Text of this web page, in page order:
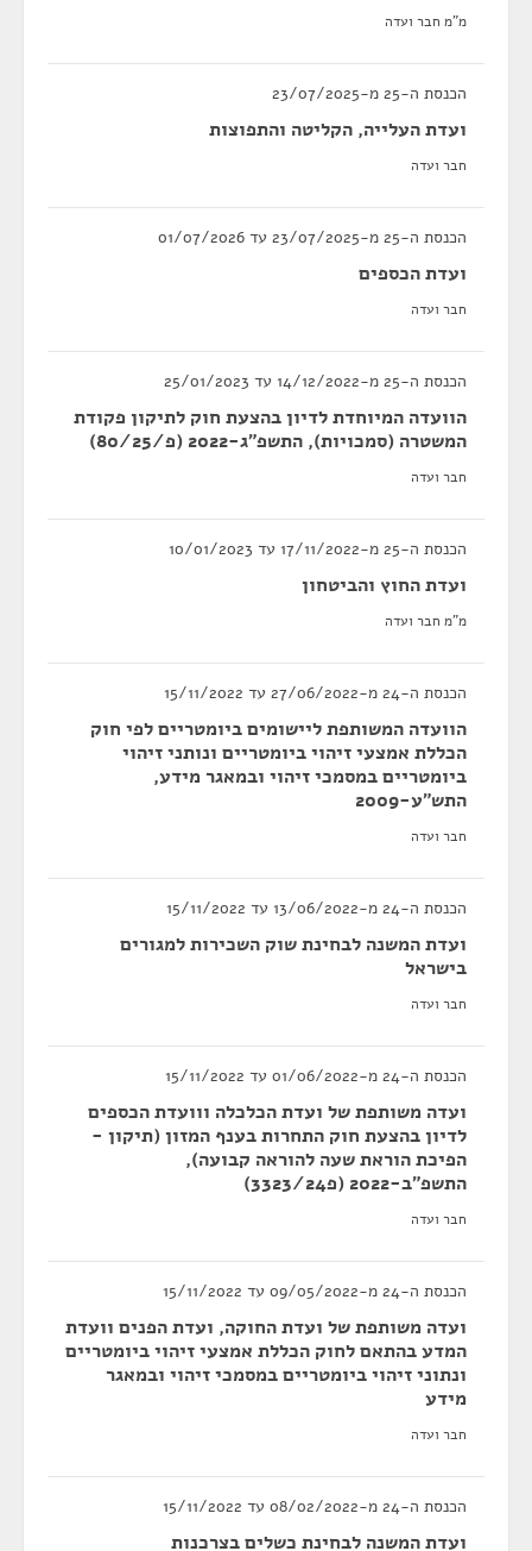
מ"מ חבר ועדה
הכנסת ה-25 מ-23/07/2025
ועדת העלייה, הקליטה והתפוצות
חבר ועדה
הכנסת ה-25 מ-23/07/2025 עד 01/07/2026
ועדת הכספים
חבר ועדה
הכנסת ה-25 מ-14/12/2022 עד 25/01/2023
הוועדה המיוחדת לדיון בהצעת חוק לתיקון פקודת
המשטרה (סמכויות), התשפ"ג-2022 (פ/80/25)
חבר ועדה
הכנסת ה-25 מ-17/11/2022 עד 10/01/2023
ועדת החוץ והביטחון
מ"מ חבר ועדה
הכנסת ה-24 מ-27/06/2022 עד 15/11/2022
הוועדה המשותפת ליישומים ביומטריים לפי חוק
הכללת אמצעי זיהוי ביומטריים ונותני זיהוי
ביומטריים במסמכי זיהוי ובמאגר מידע,
התש"ע-2009
חבר ועדה
הכנסת ה-24 מ-13/06/2022 עד 15/11/2022
ועדת המשנה לבחינת שוק השכירות למגורים
בישראל
חבר ועדה
הכנסת ה-24 מ-01/06/2022 עד 15/11/2022
ועדה משותפת של ועדת הכלכלה ווועדת הכספים
לדיון בהצעת חוק התחרות בענף המזון (תיקון -
הפיכת הוראת שעה להוראה קבועה),
התשפ"ב-2022 (פ3323/24)
חבר ועדה
הכנסת ה-24 מ-09/05/2022 עד 15/11/2022
ועדה משותפת של ועדת החוקה, ועדת הפנים וועדת
המדע בהתאם לחוק הכללת אמצעי זיהוי ביומטריים
ונתוני זיהוי ביומטריים במסמכי זיהוי ובמאגר
מידע
חבר ועדה
הכנסת ה-24 מ-08/02/2022 עד 15/11/2022
ועדת המשנה לבחינת כשלים בצרכנות